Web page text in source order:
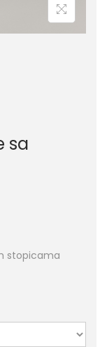
sa
stopicama